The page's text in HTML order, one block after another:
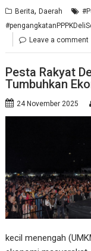
Berita,Daerah
Leave a comment
Pesta Rakyat
Tumbuhkan
24 November 2025
kecil menengah